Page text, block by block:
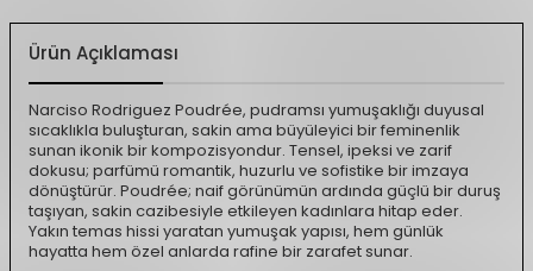
Ürün Açıklaması
Narciso Rodriguez Poudrée, pudramsı yumuşaklığı duyusal
sıcaklıkla buluşturan, sakin ama büyüleyici bir feminenlik
sunan ikonik bir kompozisyondur. Tensel, ipeksi ve zarif
dokusu; parfümü romantik, huzurlu ve sofistike bir imzaya
dönüştürür. Poudrée; naif görünümün ardında güçlü bir duruş
taşıyan, sakin cazibesiyle etkileyen kadınlara hitap eder.
Yakın temas hissi yaratan yumuşak yapısı, hem günlük
hayatta hem özel anlarda rafine bir zarafet sunar.